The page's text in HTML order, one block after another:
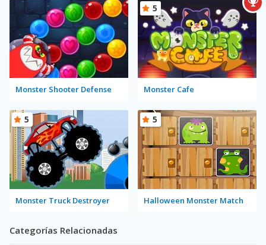
Monster Shooter Defense Monster Cafe
5
Monster Truck Destroyer
5
Halloween Monster Match
5
Categorías Relacionadas